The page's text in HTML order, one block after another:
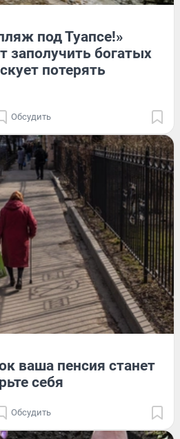
под Туапсе!»
заполучить богатых
потерять
Обсудить
ваша пенсия станет
себя
Обсудить